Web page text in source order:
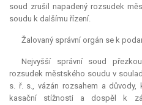
soud zrušil napadený rozsudek
soudu k dalšímu řízení.
Žalovaný správní orgán se k
Nejvyšší správní soud
rozsudek městského soudu v
s. ř. s., vázán rozsahem a
kasační stížnosti a dospěl k